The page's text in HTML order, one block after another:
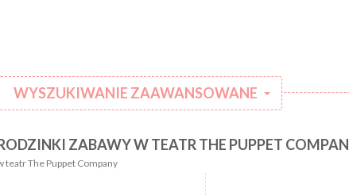
WYSZUKIWANIE ZAAWANSOWANE
Kategoria:
ZABAWY W TEATR THE PUPPET
teatr The Puppet Company